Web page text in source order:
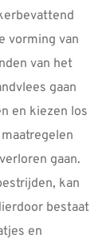
vorming van
van het
gaan
en kiezen los
gaan.
kan
bestaat
en